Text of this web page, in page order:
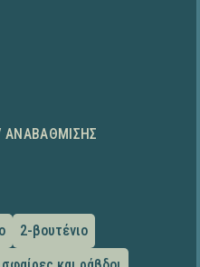
ΑΝΑΒΆΘΜΙΣΗΣ
2-βουτένιο